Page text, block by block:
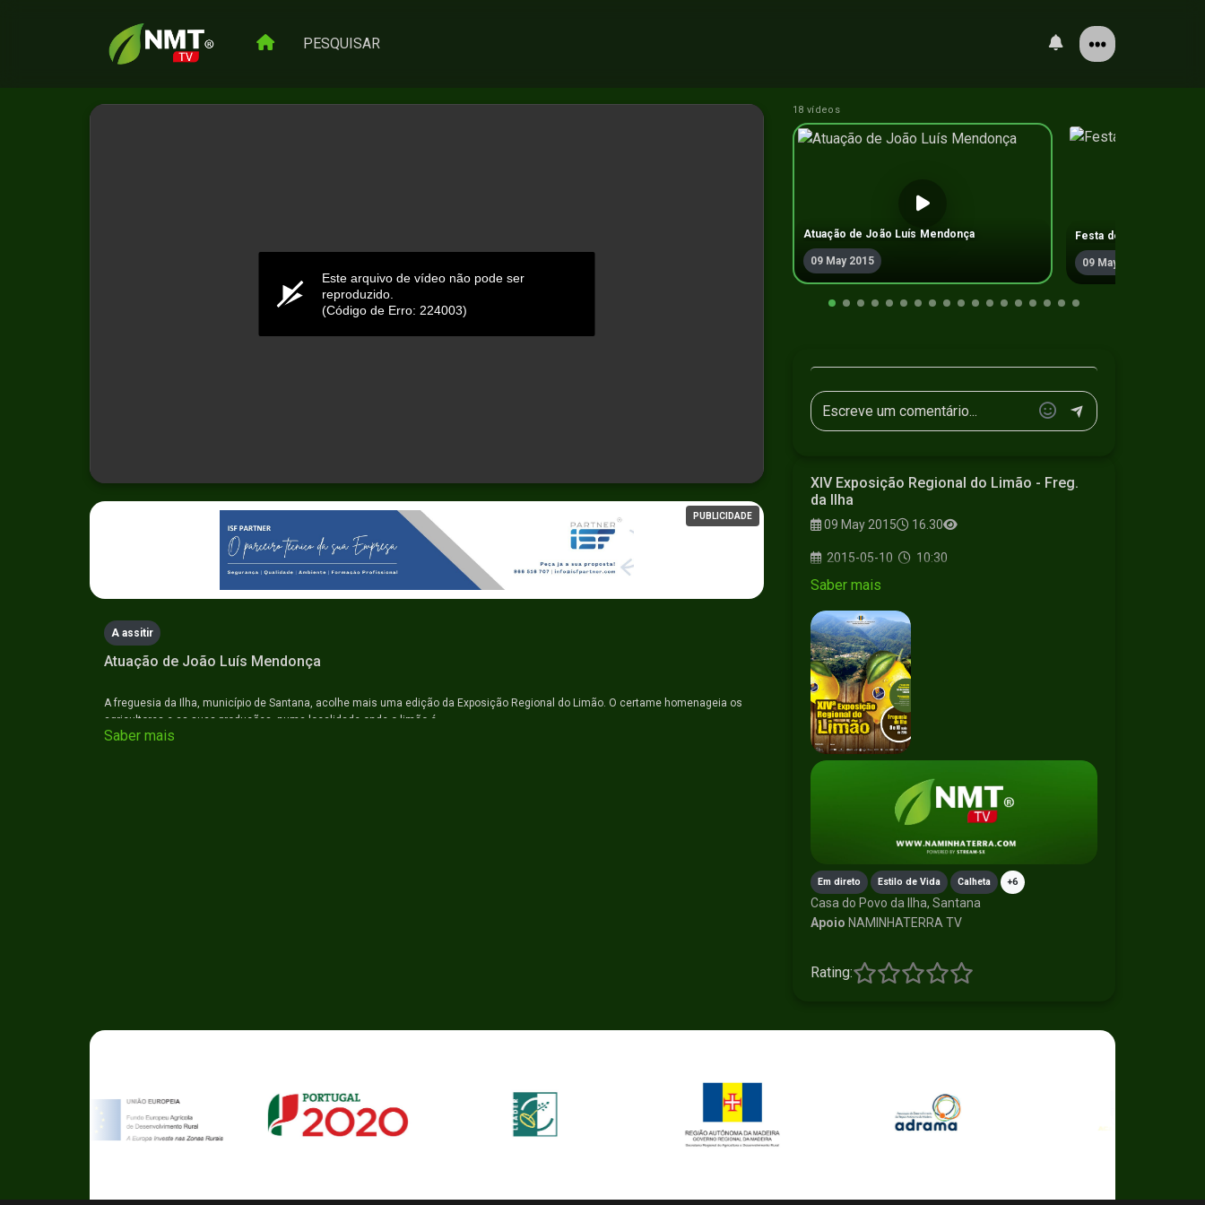
PESQUISAR
seconds
of
Este arquivo de vídeo não pode ser
reproduzido.
(Código de Erro: 224003)
PUBLICIDADE
A assitir
Atuação de João Luí­s Mendonça
A freguesia da Ilha, município de Santana, acolhe mais uma edição da Exposição Regional do Limão. O certame homenageia os
agricultores e as suas produções, numa localidade onde o limão é
Saber mais
18 vídeos
Atuação de João Luí­s Mendonça
09 May 2015
Festa de Despique
09 May 2015
XIV Exposição Regional do Limão - Freg.
da Ilha
09 May 2015 16.30
2015-05-10 10:30
Saber mais
Em direto Estilo de Vida Calheta +6
Casa do Povo da Ilha, Santana
Apoio NAMINHATERRA TV
Rating: